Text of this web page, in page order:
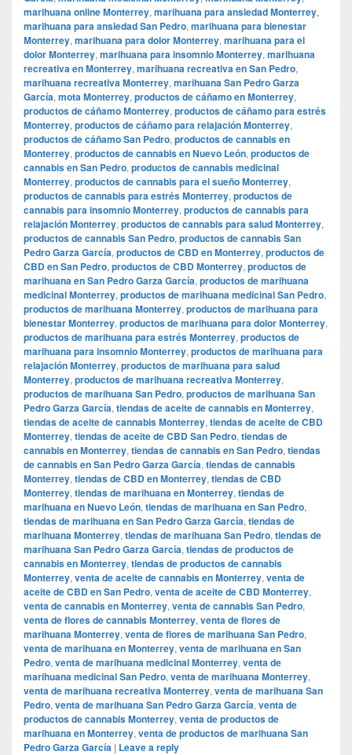
marihuana online Monterrey, marihuana para ansiedad Monterrey,
marihuana para ansiedad San Pedro, marihuana para bienestar
Monterrey, marihuana para dolor Monterrey, marihuana para el
dolor Monterrey, marihuana para insomnio Monterrey, marihuana
recreativa en Monterrey, marihuana recreativa en San Pedro,
marihuana recreativa Monterrey, marihuana San Pedro Garza
García, mota Monterrey, productos de cáñamo en Monterrey,
productos de cáñamo Monterrey, productos de cáñamo para estrés
Monterrey, productos de cáñamo para relajación Monterrey,
productos de cáñamo San Pedro, productos de cannabis en
Monterrey, productos de cannabis en Nuevo León, productos de
cannabis en San Pedro, productos de cannabis medicinal
Monterrey, productos de cannabis para el sueño Monterrey,
productos de cannabis para estrés Monterrey, productos de
cannabis para insomnio Monterrey, productos de cannabis para
relajación Monterrey, productos de cannabis para salud Monterrey,
productos de cannabis San Pedro, productos de cannabis San
Pedro Garza García, productos de CBD en Monterrey, productos de
CBD en San Pedro, productos de CBD Monterrey, productos de
marihuana en San Pedro Garza García, productos de marihuana
medicinal Monterrey, productos de marihuana medicinal San Pedro,
productos de marihuana Monterrey, productos de marihuana para
bienestar Monterrey, productos de marihuana para dolor Monterrey,
productos de marihuana para estrés Monterrey, productos de
marihuana para insomnio Monterrey, productos de marihuana para
relajación Monterrey, productos de marihuana para salud
Monterrey, productos de marihuana recreativa Monterrey,
productos de marihuana San Pedro, productos de marihuana San
Pedro Garza García, tiendas de aceite de cannabis en Monterrey,
tiendas de aceite de cannabis Monterrey, tiendas de aceite de CBD
Monterrey, tiendas de aceite de CBD San Pedro, tiendas de
cannabis en Monterrey, tiendas de cannabis en San Pedro, tiendas
de cannabis en San Pedro Garza García, tiendas de cannabis
Monterrey, tiendas de CBD en Monterrey, tiendas de CBD
Monterrey, tiendas de marihuana en Monterrey, tiendas de
marihuana en Nuevo León, tiendas de marihuana en San Pedro,
tiendas de marihuana en San Pedro Garza García, tiendas de
marihuana Monterrey, tiendas de marihuana San Pedro, tiendas de
marihuana San Pedro Garza García, tiendas de productos de
cannabis en Monterrey, tiendas de productos de cannabis
Monterrey, venta de aceite de cannabis en Monterrey, venta de
aceite de CBD en San Pedro, venta de aceite de CBD Monterrey,
venta de cannabis en Monterrey, venta de cannabis San Pedro,
venta de flores de cannabis Monterrey, venta de flores de
marihuana Monterrey, venta de flores de marihuana San Pedro,
venta de marihuana en Monterrey, venta de marihuana en San
Pedro, venta de marihuana medicinal Monterrey, venta de
marihuana medicinal San Pedro, venta de marihuana Monterrey,
venta de marihuana recreativa Monterrey, venta de marihuana San
Pedro, venta de marihuana San Pedro Garza García, venta de
productos de cannabis Monterrey, venta de productos de
marihuana en Monterrey, venta de productos de marihuana San
Pedro Garza García | Leave a reply